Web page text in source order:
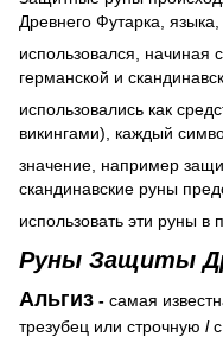
Древнего Футарка,
использовался, начиная
германской и
использовались как
викингами), каждый
значение, например
скандинавские руны
использовать эти руны в
Руны Защиты
Альгиз - самая
трезубец или строчную lс